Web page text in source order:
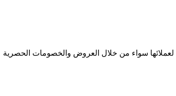
سواء من خلال العروض والخصومات الحصرية